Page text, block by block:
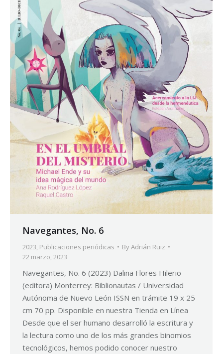
Navegantes, No. 6
2023, Publicaciones periódicas ByAdrián Ruiz
22 marzo, 2023
Navegantes, No. 6 (2023) Dalina Flores Hilerio
(editora) Monterrey: Biblionautas / Universidad
Autónoma de Nuevo León ISSN en trámite 19 x 25
cm 70 pp. Disponible en nuestra Tienda en Línea
Desde que el ser humano desarrolló la escritura y
la lectura como uno de los más grandes binomios
tecnológicos, hemos podido conocer nuestro